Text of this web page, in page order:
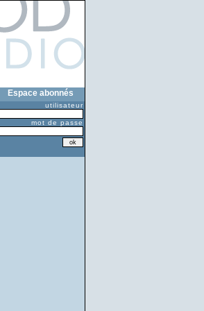
Espace abonnés
utilisateur
mot de passe